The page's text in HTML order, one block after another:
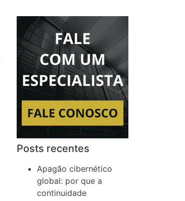
Posts recentes
Apagão cibernético
global: por que a
continuidade